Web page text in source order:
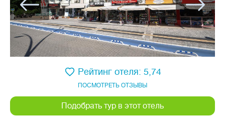
ПОСМОТРЕТЬ ОТЗЫВЫ
Рейтинг отеля: 5,74
Подобрать тур в этот отель